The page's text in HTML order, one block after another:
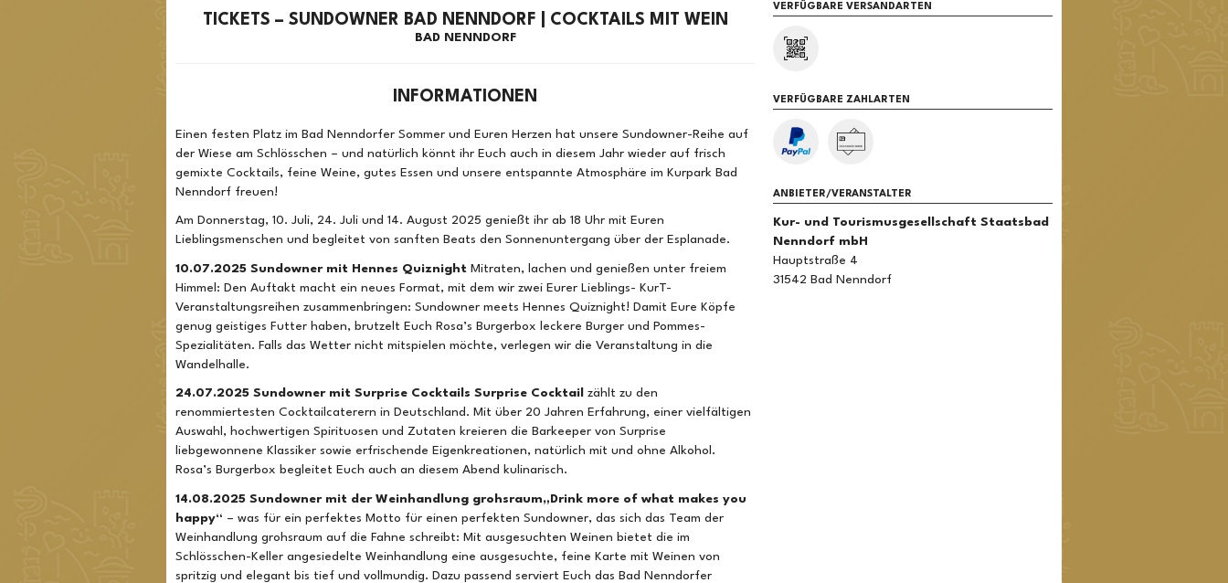
TICKETS – SUNDOWNER BAD NENNDORF | COCKTAILS MIT WEIN
BAD NENNDORF
INFORMATIONEN
Einen festen Platz im Bad Nenndorfer Sommer und Euren Herzen hat unsere Sundowner-Reihe auf
der Wiese am Schlösschen – und natürlich könnt ihr Euch auch in diesem Jahr wieder auf frisch
gemixte Cocktails, feine Weine, gutes Essen und unsere entspannte Atmosphäre im Kurpark Bad
Nenndorf freuen!
Am Donnerstag, 10. Juli, 24. Juli und 14. August 2025 genießt ihr ab 18 Uhr mit Euren
Lieblingsmenschen und begleitet von sanften Beats den Sonnenuntergang über der Esplanade.
10.07.2025 Sundowner mit Hennes Quiznight Mitraten, lachen und genießen unter freiem
Himmel: Den Auftakt macht ein neues Format, mit dem wir zwei Eurer Lieblings- KurT-
Veranstaltungsreihen zusammenbringen: Sundowner meets Hennes Quiznight! Damit Eure Köpfe
genug geistiges Futter haben, brutzelt Euch Rosa’s Burgerbox leckere Burger und Pommes-
Spezialitäten. Falls das Wetter nicht mitspielen möchte, verlegen wir die Veranstaltung in die
Wandelhalle.
24.07.2025 Sundowner mit Surprise Cocktails Surprise Cocktail zählt zu den
renommiertesten Cocktailcaterern in Deutschland. Mit über 20 Jahren Erfahrung, einer vielfältigen
Auswahl, hochwertigen Spirituosen und Zutaten kreieren die Barkeeper von Surprise
liebgewonnene Klassiker sowie erfrischende Eigenkreationen, natürlich mit und ohne Alkohol.
Rosa’s Burgerbox begleitet Euch auch an diesem Abend kulinarisch.
14.08.2025 Sundowner mit der Weinhandlung grohsraum„Drink more of what makes you
happy“ – was für ein perfektes Motto für einen perfekten Sundowner, das sich das Team der
Weinhandlung grohsraum auf die Fahne schreibt: Mit ausgesuchten Weinen bietet die im
Schlösschen-Keller angesiedelte Weinhandlung eine ausgesuchte, feine Karte mit Weinen von
spritzig und elegant bis tief und vollmundig. Dazu passend serviert Euch das Bad Nenndorfer
VERFÜGBARE VERSANDARTEN
VERFÜGBARE ZAHLARTEN
ANBIETER/VERANSTALTER
Kur- und Tourismusgesellschaft Staatsbad
Nenndorf mbH
Hauptstraße 4
31542 Bad Nenndorf